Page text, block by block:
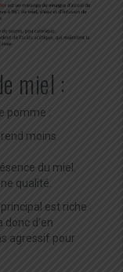
miel :
pomme :
moins
du miel.
qualité.
est riche
d’en
agressif pour